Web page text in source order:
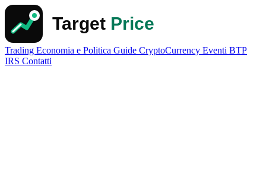
Trading Economia e Politica Guide CryptoCurrency Eventi BTP
IRS Contatti